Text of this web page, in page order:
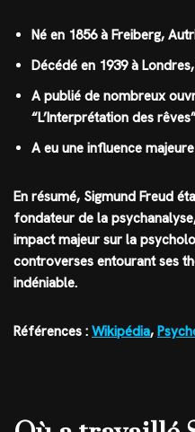
Né en 1856 à Freiberg,
Décédé en 1939 à
A publié de nombreux
“L’Interprétation des
A eu une influence
En résumé, Sigmund Freud
fondateur de la
impact majeur sur la
controverses entourant ses
indéniable.
Références : Wikipédia,